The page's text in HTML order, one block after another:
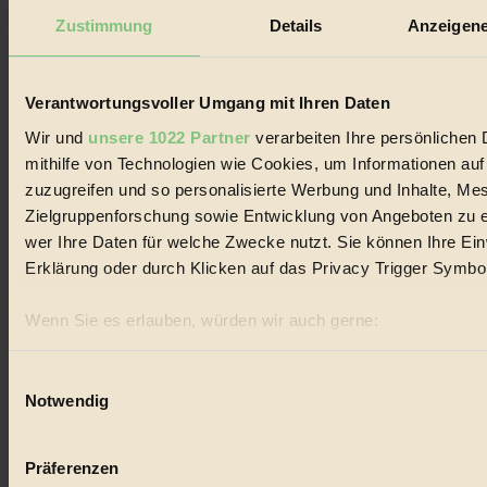
Zustimmung Details
Verantwortungsvoller Umgang mit Ihren Daten
Wir und unsere 1022 Partner verarbeiten Ihre persönlichen
mithilfe von Technologien wie Cookies, um Informationen
zuzugreifen und so personalisierte Werbung und Inhalte,
Zielgruppenforschung sowie Entwicklung von Angeboten zu
wer Ihre Daten für welche Zwecke nutzt. Sie können Ihre
Erklärung oder durch Klicken auf das Privacy Trigger
Wenn Sie es erlauben, würden wir auch gerne:
Informationen über Ihre geografische Lage erfassen,
Ihr Gerät durch aktives Scannen nach bestimmten
Präferenzen im
Notwendig
Präferenzen
Biorama steht für einen nachhaltigen Lebensstil und bewussten
und Produkte, ein Leitfaden im schnell wachsenden Markt des
alternativer Energien.
Social Media
22.601 Fans auf Facebook
3.415 Follower auf Twitter
Folge uns auf Instagram
Themen
Bio